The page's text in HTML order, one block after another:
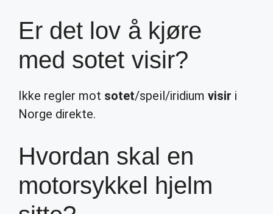
Er det lov å kjøre
med sotet visir?
Ikke regler mot sotet/speil/iridium visir i
Norge direkte.
Hvordan skal en
motorsykkel hjelm